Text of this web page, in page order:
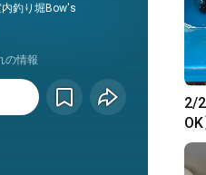
内釣り堀Bow's
の情報
2/
る